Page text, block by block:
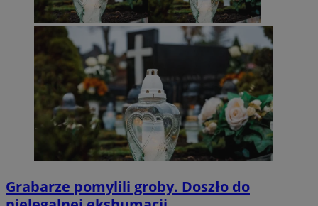
Grabarze pomylili groby. Doszło do